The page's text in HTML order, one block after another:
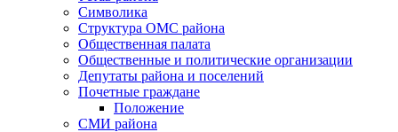
Символика
Структура ОМС района
Общественная палата
Общественные и политические организации
Депутаты района и поселений
Почетные граждане
Положение
СМИ района